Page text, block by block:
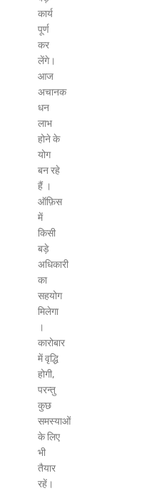
कार्य
पूर्ण
कर
लेंगे।
आज
अचानक
धन
लाभ
होने के
योग
बन रहे
हैं ।
ऑफ़िस
में
किसी
बड़े
अधिकारी
का
सहयोग
मिलेगा
।
कारोबार
में वृद्धि
होगी,
परन्तु
कुछ
समस्याओं
के लिए
भी
तैयार
रहें।